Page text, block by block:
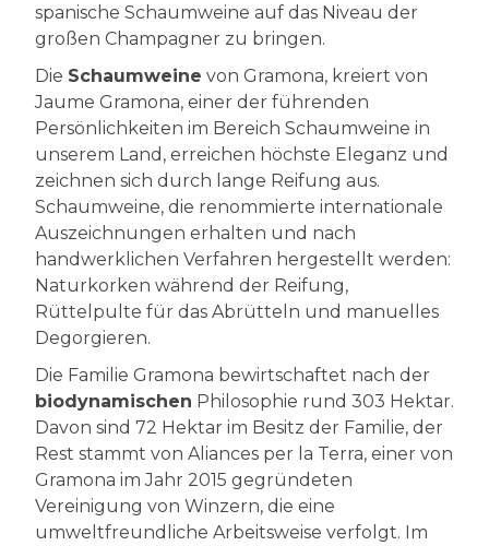
spanische Schaumweine auf das Niveau der
großen Champagner zu bringen.
Die Schaumweine von Gramona, kreiert von
Jaume Gramona, einer der führenden
Persönlichkeiten im Bereich Schaumweine in
unserem Land, erreichen höchste Eleganz und
zeichnen sich durch lange Reifung aus.
Schaumweine, die renommierte internationale
Auszeichnungen erhalten und nach
handwerklichen Verfahren hergestellt werden:
Naturkorken während der Reifung,
Rüttelpulte für das Abrütteln und manuelles
Degorgieren.
Die Familie Gramona bewirtschaftet nach der
biodynamischen Philosophie rund 303 Hektar.
Davon sind 72 Hektar im Besitz der Familie, der
Rest stammt von Aliances per la Terra, einer von
Gramona im Jahr 2015 gegründeten
Vereinigung von Winzern, die eine
umweltfreundliche Arbeitsweise verfolgt. Im